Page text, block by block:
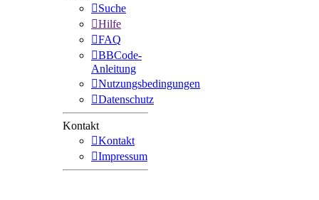
Suche
Hilfe
FAQ
BBCode-
Anleitung
Nutzungsbedingungen
Datenschutz
Kontakt
Kontakt
Impressum